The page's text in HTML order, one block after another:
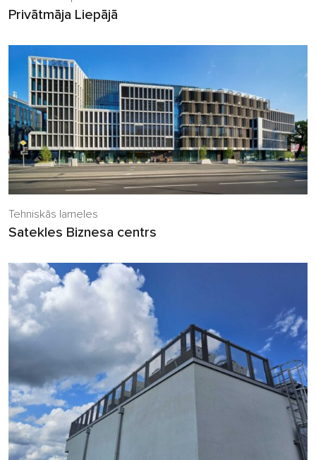
Privātmāja Liepājā
Tehniskās lameles
Satekles Biznesa centrs